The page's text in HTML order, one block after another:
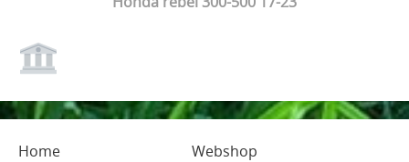
Home Webshop